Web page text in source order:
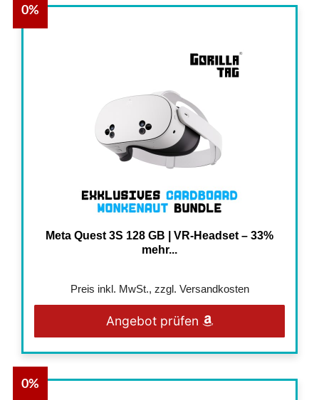
0%
Meta Quest 3S 128 GB | VR-Headset – 33%
mehr...
Preis inkl. MwSt., zzgl. Versandkosten
Angebot prüfen
0%